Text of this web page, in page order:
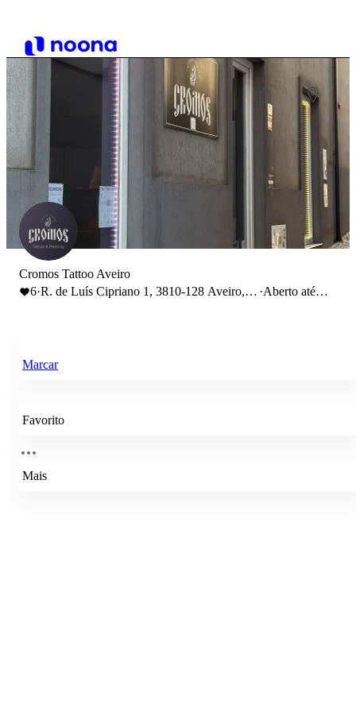
Cromos Tattoo Aveiro
6·R. de Luís Cipriano 1, 3810-128 Aveiro,
·Aberto até
Marcar
Favorito
Mais